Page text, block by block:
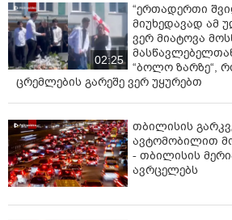
02:25
“ერთადერთი
მიუხედავად ამ
ვერ მიატოვა
“ბოლო ზარზე“,
ცრემლების გარეშე ვერ უყურებთ
თბილისის
ავტომობილით
- თბილისის
ავრცელებს